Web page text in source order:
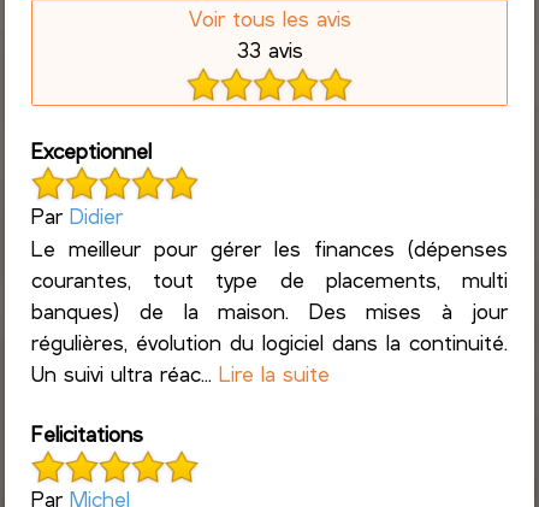
Voir tous les avis
33 avis
Exceptionnel
ParDidier
Le meilleur pour gérer les finances (dépenses
courantes, tout type de placements, multi
banques) de la maison. Des mises à jour
régulières, évolution du logiciel dans la continuité.
Un suivi ultra réac...Lire la suite
Felicitations
ParMichel